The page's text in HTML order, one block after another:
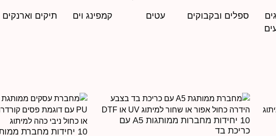
ספלים ובקבוקים עטים קמפינג וים תיקים וארנקים
10 יחידות מחברות ממותגות A5 עם
כריכת בד